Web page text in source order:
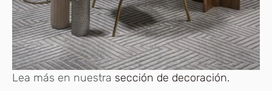
Lea más en nuestra sección de decoración.